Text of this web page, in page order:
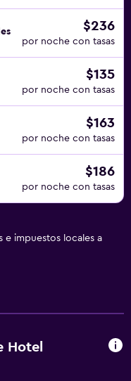
$236
por noche con tasas
$135
por noche con tasas
$163
por noche con tasas
$186
por noche con tasas
e impuestos locales a
Hotel